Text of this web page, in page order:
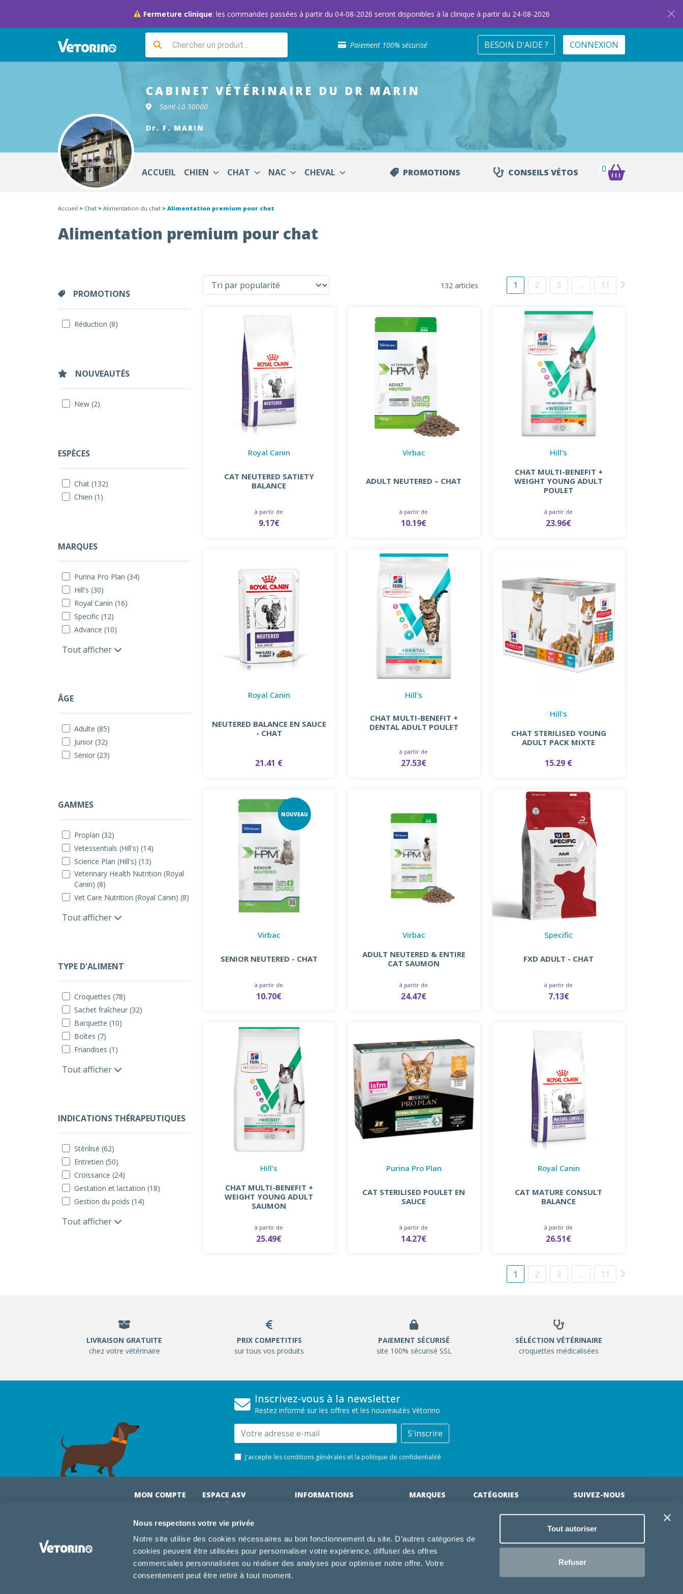
Nous respectons votre vie privée
Notre site utilise des cookies nécessaires au bon fonctionnement du site. D’autres catégories de
cookies peuvent être utilisées pour personnaliser votre expérience, diffuser des offres
commerciales personnalisées ou réaliser des analyses pour optimiser notre offre. Votre
consentement peut être retiré à tout moment.
Tout autoriser
Refuser
Fermeture clinique: les commandes passées à partir du 04-08-2026 seront disponibles à la clinique à partir du 24-08-2026
Paiement 100% sécurisé
Retour gratuit en clinique
Sélection de croquettes vétérinaire
Paiement 100% sécurisé
Livraison gratuite en clinique vétérinaire
Retour gratuit en clinique
Sélection de croquettes vétérinaire
BESOIN D'AIDE ? CONNEXION
CABINET VÉTÉRINAIRE DU DR MARIN
Saint-Lô 50000
Dr. F. MARIN
ACCUEIL CHIEN CHAT NAC CHEVAL PROMOTIONS CONSEILS VÉTOS 0
Accueil > Chat > Alimentation du chat > Alimentation premium pour chat
Alimentation premium pour chat
PROMOTIONS
Réduction (8)
NOUVEAUTÉS
New (2)
ESPÈCES
Chat (132)
Chien (1)
MARQUES
Purina Pro Plan (34)
Hill's (30)
Royal Canin (16)
Specific (12)
Advance (10)
Tout afficher
ÂGE
Adulte (85)
Junior (32)
Senior (23)
GAMMES
Proplan (32)
Vetessentials (Hill's) (14)
Science Plan (Hill's) (13)
Veterinary Health Nutrition (Royal
Canin) (8)
Vet Care Nutrition (Royal Canin) (8)
Tout afficher
TYPE D'ALIMENT
Croquettes (78)
Sachet fraîcheur (32)
Barquette (10)
Boîtes (7)
Friandises (1)
Tout afficher
INDICATIONS THÉRAPEUTIQUES
Stérilisé (62)
Entretien (50)
Croissance (24)
Gestation et lactation (18)
Gestion du poids (14)
Tout afficher
132 articles 1 2 3 … 11
Royal Canin
CAT NEUTERED SATIETY
BALANCE
à partir de
9.17€
Virbac
ADULT NEUTERED – CHAT
à partir de
10.19€
Hill's
CHAT MULTI-BENEFIT +
WEIGHT YOUNG ADULT
POULET
à partir de
23.96€
Royal Canin
NEUTERED BALANCE EN SAUCE
- CHAT
21.41 €
Hill's
CHAT MULTI-BENEFIT +
DENTAL ADULT POULET
à partir de
27.53€
Hill's
CHAT STERILISED YOUNG
ADULT PACK MIXTE
15.29 €
NOUVEAU
Virbac
SENIOR NEUTERED - CHAT
à partir de
10.70€
Virbac
ADULT NEUTERED & ENTIRE
CAT SAUMON
à partir de
24.47€
Specific
FXD ADULT - CHAT
à partir de
7.13€
Hill's
CHAT MULTI-BENEFIT +
WEIGHT YOUNG ADULT
SAUMON
à partir de
25.49€
Purina Pro Plan
CAT STERILISED POULET EN
SAUCE
à partir de
14.27€
Royal Canin
CAT MATURE CONSULT
BALANCE
à partir de
26.51€
1 2 3 … 11
LIVRAISON GRATUITE
chez votre vétérinaire
PRIX COMPETITIFS
sur tous vos produits
PAIEMENT SÉCURISÉ
site 100% sécurisé SSL
SÉLÉCTION VÉTÉRINAIRE
croquettes médicalisées
Inscrivez-vous à la newsletter
Restez informé sur les offres et les nouveautés Vétorino
Email S'inscrire
J'accepte les conditions générales et la politique de confidentialité
MON COMPTE
Mon compte
Mes commandes
Mes abonnements
Conseils vétos
ESPACE ASV
& VÉTÉRINAIRES
Connexion clinique
Commandes clients
Abonnements
Devenir adhérent Vétorino
INFORMATIONS
À propos de nous
Offres pour les vétérinaires
Mentions légales
Utilisation des cookies
MARQUES
Hill's pet Nutrition
Virbac
Purina Pro Plan
CATÉGORIES
Jouets chien
SUIVEZ-NOUS